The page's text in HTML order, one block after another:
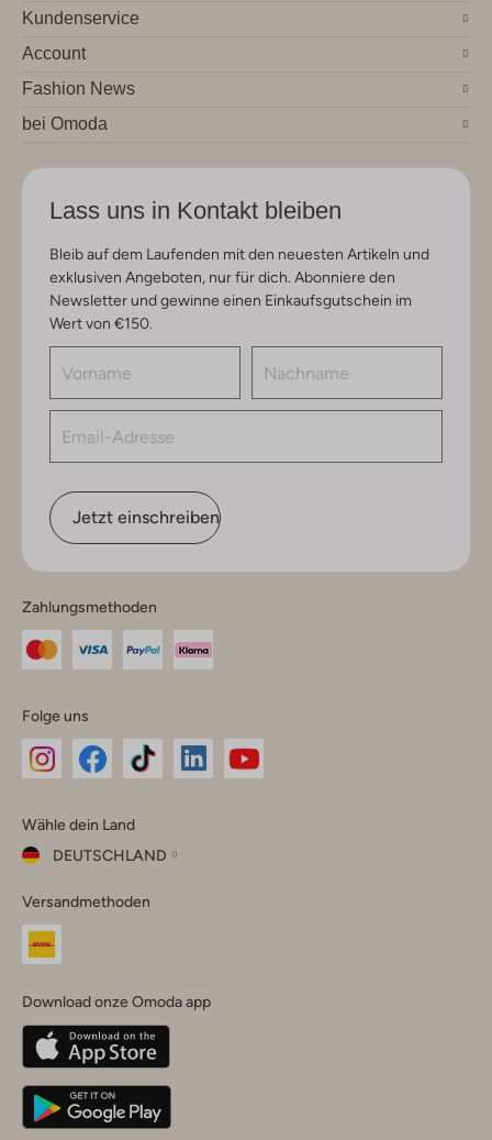
Kundenservice
Account
Fashion News
bei Omoda
Lass uns in Kontakt bleiben
Bleib auf dem Laufenden mit den neuesten Artikeln und
exklusiven Angeboten, nur für dich. Abonniere den
Newsletter und gewinne einen Einkaufsgutschein im
Wert von €150.
Jetzt einschreiben
Zahlungsmethoden
Folge uns
Instagram
Facebook
TikTok
Wähle dein Land
DEUTSCHLAND
dein
Land
Belgique(Français)
Deutschland
Versandmethoden
Download onze Omoda app